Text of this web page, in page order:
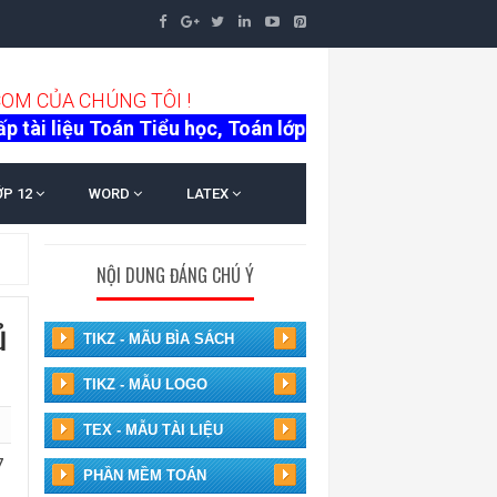
OM CỦACHÚNG TÔI !
Toán Tiểu học, Toán lớp 6 -> lớp 12, tài liệu luyện
12 WORD LATEX
NỘI DUNG ĐÁNG CHÚ Ý
TIKZ - MÃU BÌA SÁCH
TIKZ - MẪU LOGO
TEX - MẪU TÀI LIỆU
PHẦN MỀM TOÁN